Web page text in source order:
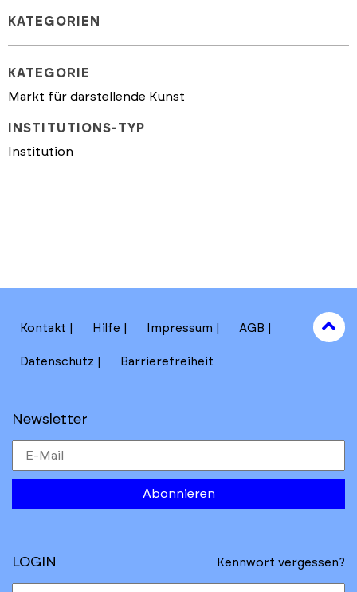
KATEGORIEN
KATEGORIE
Markt für darstellende Kunst
INSTITUTIONS-TYP
Institution
Kontakt Hilfe Impressum AGB
Datenschutz Barrierefreiheit
Newsletter
Abonnieren
to
top
LOGIN Kennwort vergessen?